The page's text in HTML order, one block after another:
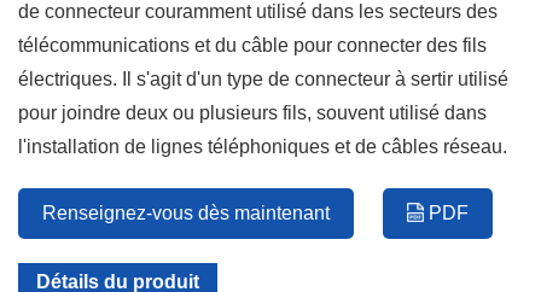
de connecteur couramment utilisé dans les secteurs des
télécommunications et du câble pour connecter des fils
électriques. Il s'agit d'un type de connecteur à sertir utilisé
pour joindre deux ou plusieurs fils, souvent utilisé dans
l'installation de lignes téléphoniques et de câbles réseau.
Renseignez-vous dès maintenant PDF
Détails du produit